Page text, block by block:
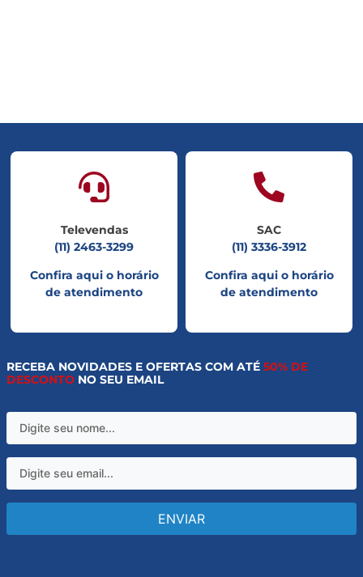
Televendas
(11) 2463-3299
Confira aqui o horário
de atendimento
SAC
(11) 3336-3912
Confira aqui o horário
de atendimento
RECEBA NOVIDADES E OFERTAS COM ATÉ 50% DE
DESCONTO NO SEU EMAIL
ENVIAR